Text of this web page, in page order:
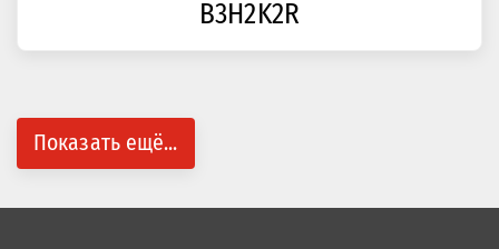
B3H2K2R
Показать ещё...